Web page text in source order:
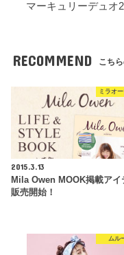
マーキュリーデュオ
RECOMMEND こち
ミラオ
2015.3.13
Mila Owen MOOK掲載アイ
販売開始！
ムル